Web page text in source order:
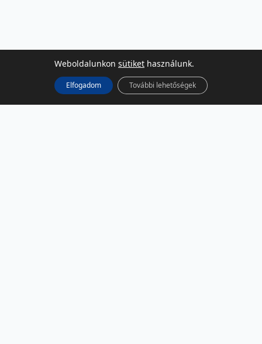
Weboldalunkon sütiket használunk.
Elfogadom További lehetőségek